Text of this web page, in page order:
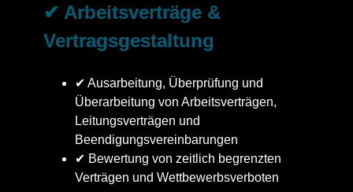
✔ Arbeitsverträge &
Vertragsgestaltung
✔ Ausarbeitung, Überprüfung und
Überarbeitung von Arbeitsverträgen,
Leitungsverträgen und
Beendigungsvereinbarungen
✔ Bewertung von zeitlich begrenzten
Verträgen und Wettbewerbsverboten